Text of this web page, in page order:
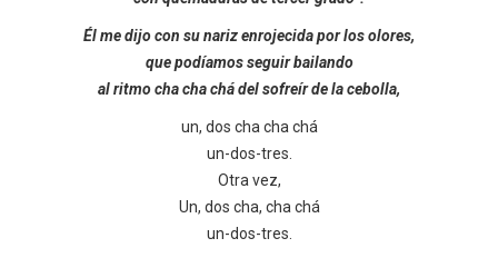
Él me dijo con su nariz enrojecida por los olores,
que podíamos seguir bailando
al ritmo cha cha chá del sofreír de la cebolla,
un, dos cha cha chá
un-dos-tres.
Otra vez,
Un, dos cha, cha chá
un-dos-tres.